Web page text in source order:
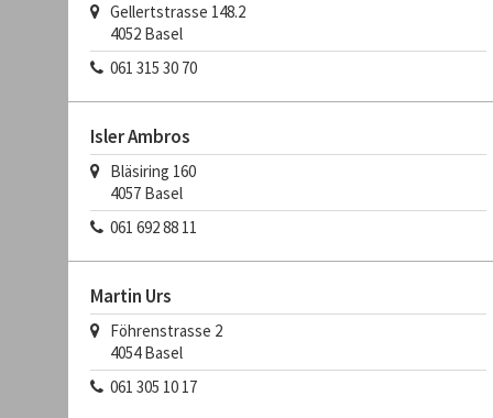
Gellertstrasse 148.2
4052 Basel
061 315 30 70
Isler Ambros
Bläsiring 160
4057 Basel
061 692 88 11
Martin Urs
Föhrenstrasse 2
4054 Basel
061 305 10 17